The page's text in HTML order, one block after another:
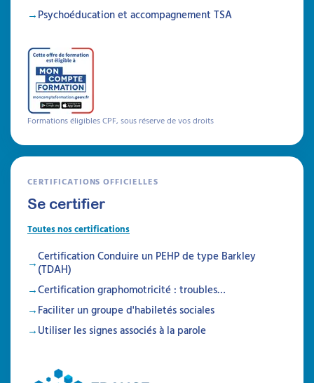
Psychoéducation et accompagnement TSA
Formations éligibles CPF, sous réserve de vos droits
CERTIFICATIONS OFFICIELLES
Se certifier
Toutes nos certifications
Certification Conduire un PEHP de type Barkley
(TDAH)
Certification graphomotricité : troubles…
Faciliter un groupe d'habiletés sociales
Utiliser les signes associés à la parole